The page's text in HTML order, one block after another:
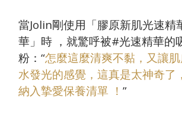
當Jolin剛使用「膠原新肌光速精
華」時 ，就驚呼被#光速精華的
粉：“怎麼這麼清爽不黏，又讓
水發光的感覺，這真是太神奇了
納入摯愛保養清單 ！”